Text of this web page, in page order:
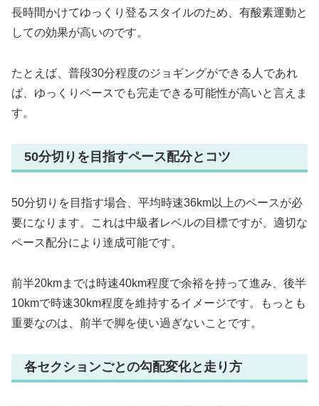
長時間かけてゆっくり登るスタイルのため、有酸素運動と
しての効果が高いのです。
たとえば、普段30分程度のジョギングができる人であれ
ば、ゆっくりペースでも完走できる可能性が高いと言えま
す。
50分切りを目指すペース配分とコツ
50分切りを目指す場合、平均時速36km以上のペースが必
要になります。これは中級者レベルの目標ですが、適切な
ペース配分により達成可能です。
前半20kmまでは時速40km程度で余裕を持って進み、後半
10kmで時速30km程度を維持するイメージです。もっとも
重要なのは、前半で脚を使い過ぎないことです。
各セクションごとの勾配変化と走り方